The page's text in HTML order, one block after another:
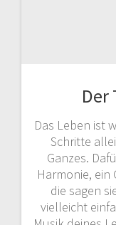
Der
Das Leben ist
Schritte
Ganzes.
Harmonie, ein
die sagen
vielleicht